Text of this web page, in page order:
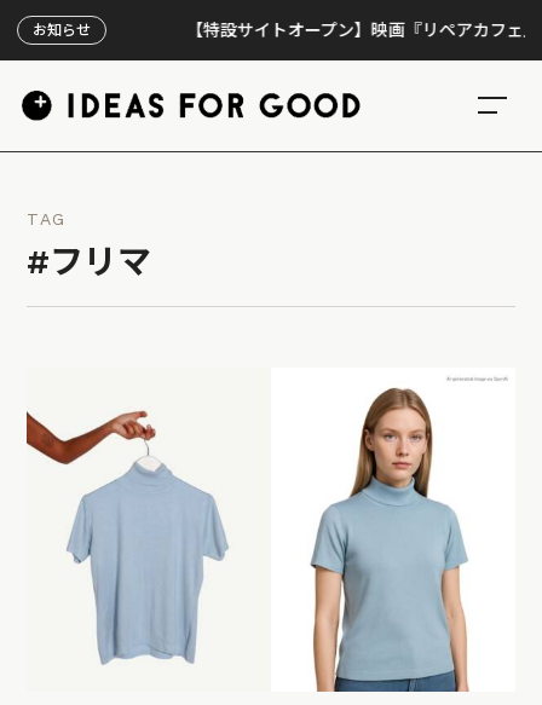
お知らせ 【特設サイトオープン】映画『リペアカフェ』、上
TAG
#フリマ